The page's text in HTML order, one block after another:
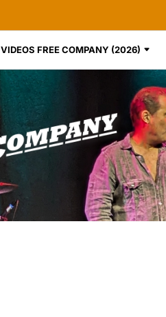
VIDEOS FREE COMPANY (2026)